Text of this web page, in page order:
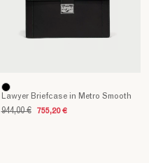
Lawyer Briefcase in Metro Smooth
944,00 € 755,20 €